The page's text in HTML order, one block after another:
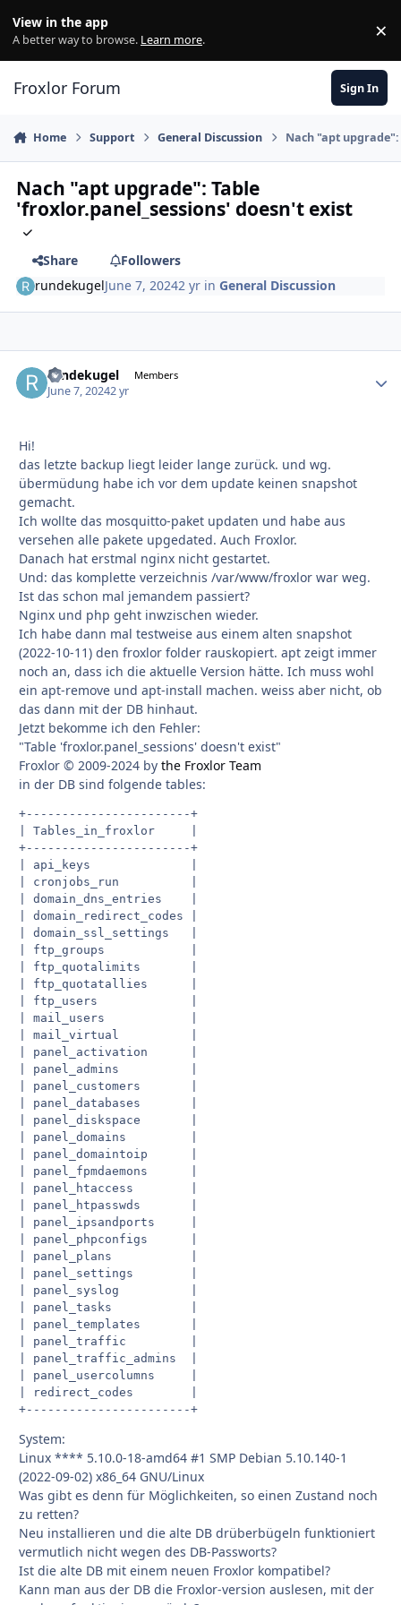
View in the app
A better way to browse. Learn more. ×
Froxlor Forum Sign In
Home Support General Discussion Nach "apt
Nach "apt upgrade": Table
'froxlor.panel_sessions' doesn't exist
Share
Followers
rundekugelJune 7, 20242 yr inGeneral Discussion
rundekugel Members
June 7, 20242 yr
Hi!
das letzte backup liegt leider lange zurück. und wg.
übermüdung habe ich vor dem update keinen snapshot
gemacht.
Ich wollte das mosquitto-paket updaten und habe aus
versehen alle pakete upgedated. Auch Froxlor.
Danach hat erstmal nginx nicht gestartet.
Und: das komplette verzeichnis /var/www/froxlor war weg.
Ist das schon mal jemandem passiert?
Nginx und php geht inwzischen wieder.
Ich habe dann mal testweise aus einem alten snapshot
(2022-10-11) den froxlor folder rauskopiert. apt zeigt immer
noch an, dass ich die aktuelle Version hätte. Ich muss wohl
ein apt-remove und apt-install machen. weiss aber nicht, ob
das dann mit der DB hinhaut.
Jetzt bekomme ich den Fehler:
"Table 'froxlor.panel_sessions' doesn't exist"
Froxlor © 2009-2024 by the Froxlor Team
in der DB sind folgende tables:
+-----------------------+
| Tables_in_froxlor     |
+-----------------------+
| api_keys              |
| cronjobs_run          |
| domain_dns_entries    |
| domain_redirect_codes |
| domain_ssl_settings   |
| ftp_groups            |
| ftp_quotalimits       |
| ftp_quotatallies      |
| ftp_users             |
| mail_users            |
| mail_virtual          |
| panel_activation      |
| panel_admins          |
| panel_customers       |
| panel_databases       |
| panel_diskspace       |
| panel_domains         |
| panel_domaintoip      |
| panel_fpmdaemons      |
| panel_htaccess        |
| panel_htpasswds       |
| panel_ipsandports     |
| panel_phpconfigs      |
| panel_plans           |
| panel_settings        |
| panel_syslog          |
| panel_tasks           |
| panel_templates       |
| panel_traffic         |
| panel_traffic_admins  |
| panel_usercolumns     |
| redirect_codes        |
+-----------------------+
System:
Linux **** 5.10.0-18-amd64 #1 SMP Debian 5.10.140-1
(2022-09-02) x86_64 GNU/Linux
Was gibt es denn für Möglichkeiten, so einen Zustand noch
zu retten?
Neu installieren und die alte DB drüberbügeln funktioniert
vermutlich nicht wegen des DB-Passworts?
Ist die alte DB mit einem neuen Froxlor kompatibel?
Kann man aus der DB die Froxlor-version auslesen, mit der